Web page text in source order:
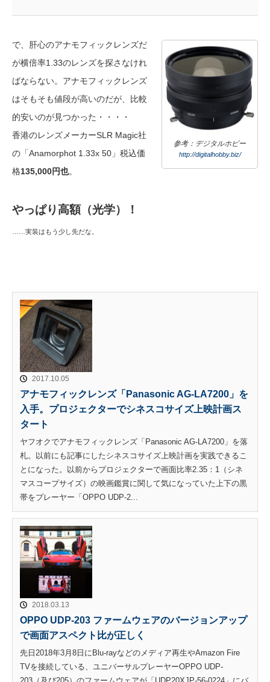
参考：デジタルホビー
http://digitalhobby.biz/
で、肝心のアナモフィックレンズだ
が横倍率1.33のレンズを探さなけれ
ばならない。アナモフィックレンズ
はそもそも値段が高いのだが、比較
的安いのが見つかった・・・・
香港のレンズメーカーSLR Magic社
の「Anamorphot 1.33x 50」税込価
格135,000円也。
やっぱり高額（光学）！
……実装はもう少し先だな。
2017.10.05
アナモフィックレンズ「Panasonic AG-LA7200」を
入手。プロジェクターでシネスコサイズ上映計画ス
タート
ヤフオクでアナモフィックレンズ「Panasonic AG-LA7200」を落
札。以前にも記事にしたシネスコサイズ上映計画を実践できるこ
とになった。以前からプロジェクターで画面比率2.35：1（シネ
マスコープサイズ）の映画鑑賞に関して気になっていた上下の黒
帯をプレーヤー「OPPO UDP-2...
2018.03.13
OPPO UDP-203 ファームウェアのバージョンアップ
で画面アスペクト比が正しく
先日2018年3月8日にBlu-rayなどのメディア再生やAmazon Fire
TVを接続している、ユニバーサルプレーヤーOPPO UDP-